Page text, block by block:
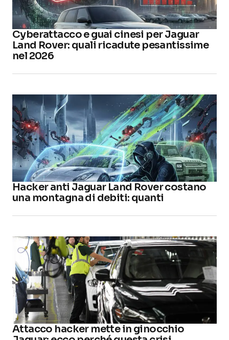
Cyberattacco e guai cinesi per Jaguar
Land Rover: quali ricadute pesantissime
nel 2026
Hacker anti Jaguar Land Rover costano
una montagna di debiti: quanti
Attacco hacker mette in ginocchio